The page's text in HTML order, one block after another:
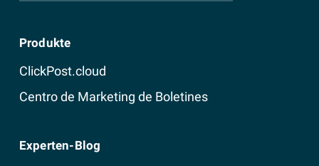
Produkte
ClickPost.cloud
Centro de Marketing de Boletines
Experten-Blog